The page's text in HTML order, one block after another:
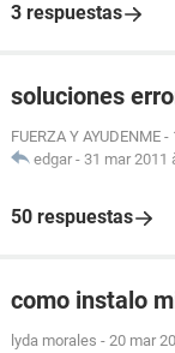
3 respuestas
soluciones
FUERZA Y AYUDENME -
edgar - 31 mar 2011
50 respuestas
como instalo
lyda morales - 20 mar